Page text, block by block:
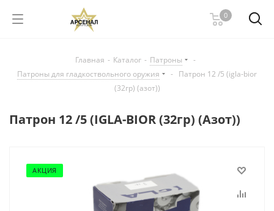
0
Главная - Каталог - Патроны
-
Патроны для гладкоствольного оружия
- Патрон 12 /5 (igla-bior
(32гр) (азот))
Патрон 12 /5 (IGLA-BIOR (32гр) (Азот))
АКЦИЯ